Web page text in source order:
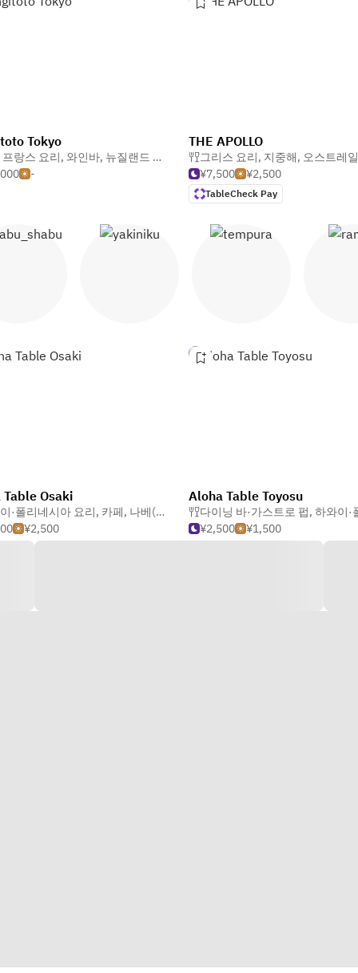
Tokyo
랑스 요리, 와인바, 뉴질랜드 요리
-
THE APOLLO
그리스 요리, 지중해, 오스트레
¥7,500
¥2,500
TableCheck Pay
Osaki
·폴리네시아 요리, 카페, 나베(일본식 전골)
¥2,500
Aloha Table Toyosu
다이닝 바·가스트로 펍, 하와이·폴리네
¥2,500
¥1,500